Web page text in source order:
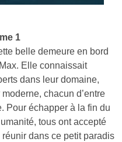
1
belle demeure en bord
Elle connaissait
dans leur domaine,
chacun d’entre
Pour échapper à la fin du
tous ont accepté
dans ce petit paradis